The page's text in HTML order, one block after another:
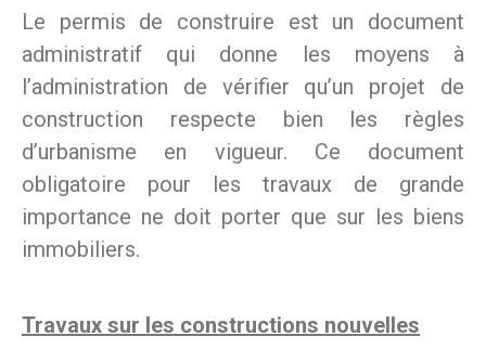
Le permis de construire est un document
administratif qui donne les moyens à
l’administration de vérifier qu’un projet de
construction respecte bien les règles
d’urbanisme en vigueur. Ce document
obligatoire pour les travaux de grande
importance ne doit porter que sur les biens
immobiliers.
Travaux sur les constructions nouvelles